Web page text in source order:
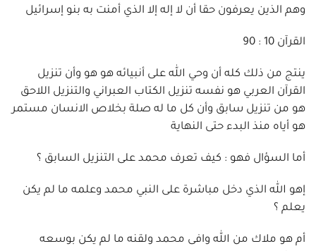
وهم الذين يعرفون حقا أن لا إله إلا الذي أمنت به بنو إسرائيل
القرآن 10 : 90
ينتج من ذلك كله أن وحي الله على أنبيائه هو هو وأن تنزيل
القرآن العربي هو نفسه تنزيل الكتاب العبراني والتنزيل اللاحق
هو من تنزيل سابق وأن كل ما له صلة بخلاص الانسان مستمر
هو أياه منذ البدء حتى النهاية
أما السؤال فهو : كيف تعرف محمد على التنزيل السابق ؟
إهو الله الذي دخل مباشرة على النبي محمد وعلمه ما لم يكن
يعلم ؟
أم هو ملاك من الله وافى محمد ولقنه ما لم يكن بوسعه